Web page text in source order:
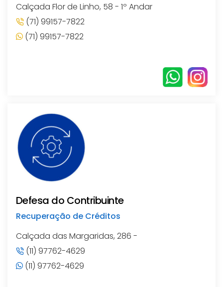
Calçada Flor de Linho, 58 - 1º Andar
(71) 99157-7822
(71) 99157-7822
Defesa do Contribuinte
Recuperação de Créditos
Calçada das Margaridas, 286 -
(11) 97762-4629
(11) 97762-4629